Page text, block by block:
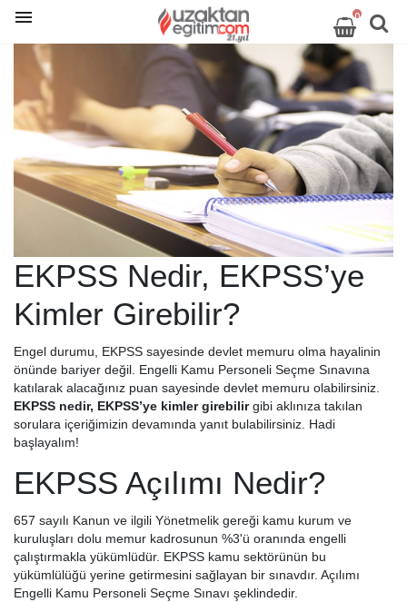
0
EKPSS Nedir, EKPSS’ye
Kimler Girebilir?
Engel durumu, EKPSS sayesinde devlet memuru olma hayalinin
önünde bariyer değil. Engelli Kamu Personeli Seçme Sınavına
katılarak alacağınız puan sayesinde devlet memuru olabilirsiniz.
EKPSS nedir, EKPSS’ye kimler girebilirgibi aklınıza takılan
sorulara içeriğimizin devamında yanıt bulabilirsiniz. Hadi
başlayalım!
EKPSS Açılımı Nedir?
657 sayılı Kanun ve ilgili Yönetmelik gereği kamu kurum ve
kuruluşları dolu memur kadrosunun %3'ü oranında engelli
çalıştırmakla yükümlüdür. EKPSS kamu sektörünün bu
yükümlülüğü yerine getirmesini sağlayan bir sınavdır. Açılımı
Engelli Kamu Personeli Seçme Sınavı şeklindedir.